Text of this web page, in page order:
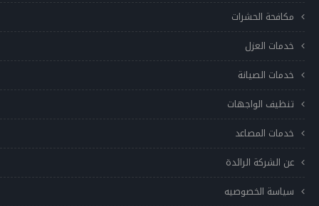
مكافحة الحشرات
خدمات العزل
خدمات الصيانة
تنظيف الواجهات
خدمات المصاعد
عن الشركة الرائدة
سياسة الخصوصيه